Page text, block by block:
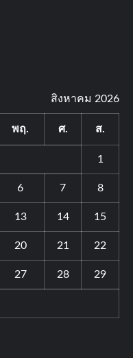
สิงหาคม 2026
พฤ. ศ. ส.
1
6 7 8
13 14 15
20 21 22
27 28 29